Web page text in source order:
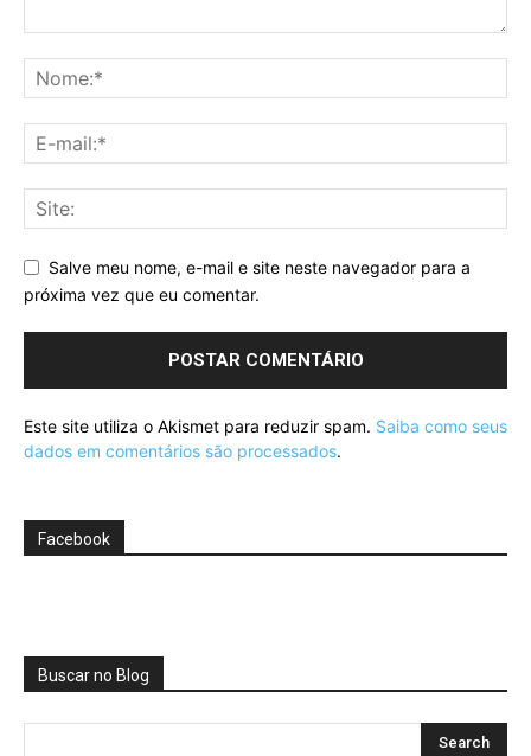
Salve meu nome, e-mail e site neste navegador para a
próxima vez que eu comentar.
Este site utiliza o Akismet para reduzir spam. Saiba como seus
dados em comentários são processados.
Facebook
Buscar no Blog